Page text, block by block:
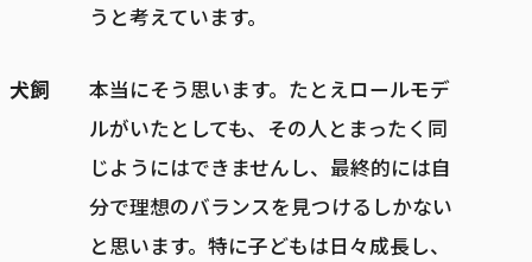
うと考えています。
犬飼
本当にそう思います。たとえロールモデ
ルがいたとしても、その人とまったく同
じようにはできませんし、最終的には自
分で理想のバランスを見つけるしかない
と思います。特に子どもは日々成長し、